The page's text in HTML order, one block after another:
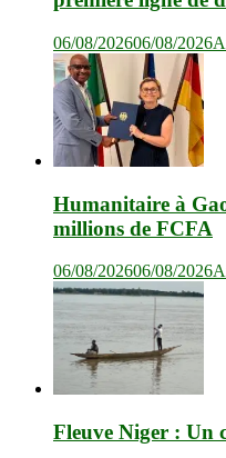
06/08/202606/08/2026
Humanitaire à
millions de FCFA
06/08/202606/08/2026
Fleuve Niger : Un